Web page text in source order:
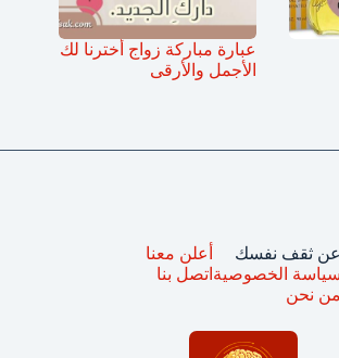
عبارة مباركة زواج أخترنا لك
الأجمل والأرقى
عن ثقف نفسك
سياسة الخصوصية
من نحن
أعلن معنا
اتصل بنا